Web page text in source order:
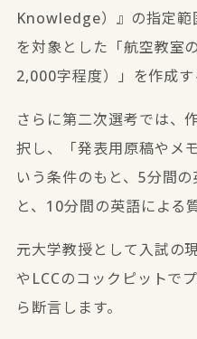
Knowledge）』の指定範
を対象とした「航空教室
2,000字程度）」を作成す
さらに第二次選考では、
択し、
「発表用原稿やメ
いう条件のもと、5分間
と、10分間の英語による
元大学教授として入試の
やLCCのコックピットで
ら断言します。